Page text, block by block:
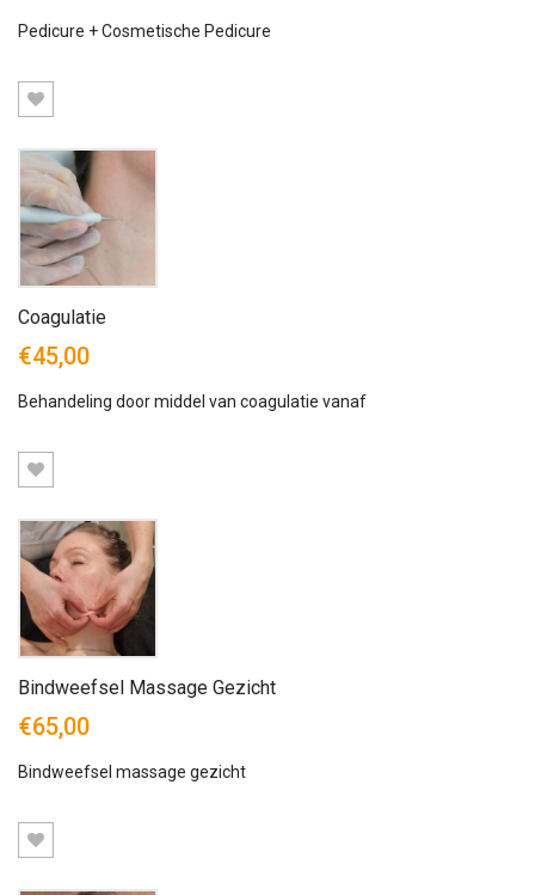
Pedicure + Cosmetische Pedicure
Coagulatie
€45,00
Behandeling door middel van coagulatie vanaf
Bindweefsel Massage Gezicht
€65,00
Bindweefsel massage gezicht